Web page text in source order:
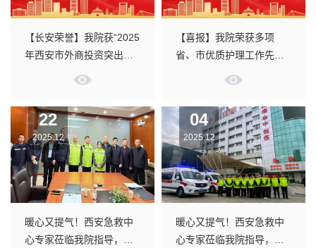
【长安荣誉】我院获“2025
年西安市外商投资突出贡
献企业”等多项殊荣
【喜报】我院荣获多项
省、市优质护理工作先进
集体与个人表彰
22
2025.12
暖心又提气！西安急救中
心专家莅临我院指导，为
04
2025.12
暖心又提气！西安急救中
心专家莅临我院指导，为